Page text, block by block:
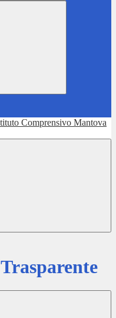
Comprensivo Mantova